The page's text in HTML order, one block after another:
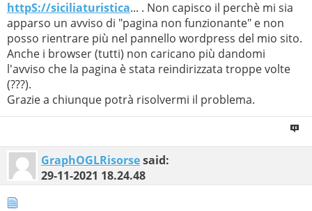
httpS://siciliaturistica... . Non capisco il perchè mi sia
apparso un avviso di "pagina non funzionante" e non
posso rientrare più nel pannello wordpress del mio sito.
Anche i browser (tutti) non caricano più dandomi
l'avviso che la pagina è stata reindirizzata troppe volte
(???).
Grazie a chiunque potrà risolvermi il problema.
GraphOGLRisorsesaid:
29-11-2021 18.24.48